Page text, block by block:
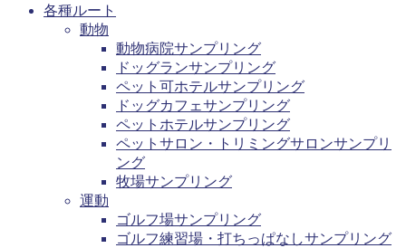
各種ルート
動物
動物病院サンプリング
ドッグランサンプリング
ペット可ホテルサンプリング
ドッグカフェサンプリング
ペットホテルサンプリング
ペットサロン・トリミングサロンサンプリ
ング
牧場サンプリング
運動
ゴルフ場サンプリング
ゴルフ練習場・打ちっぱなしサンプリング